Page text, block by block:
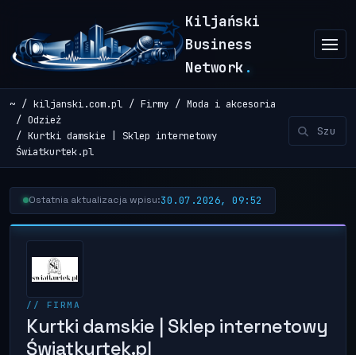
Kiljański
Business
Network .
~ kiljanski.com.pl Firmy
Moda i akcesoria
Odzież
Kurtki damskie | Sklep internetowy
Światkurtek.pl
Ostatnia aktualizacja wpisu:30.07.2026, 09:52
// FIRMA
Kurtki damskie | Sklep internetowy
Światkurtek.pl